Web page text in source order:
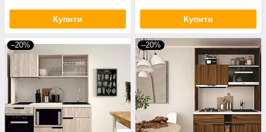
Купити Купити
–20% –20%